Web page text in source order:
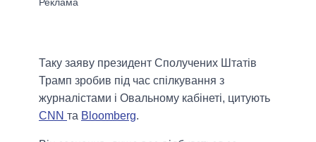
Таку заяву президент Сполучених Штатів
Трамп зробив під час спілкування з
журналістами і Овальному кабінеті, цитують
CNN та Bloomberg.